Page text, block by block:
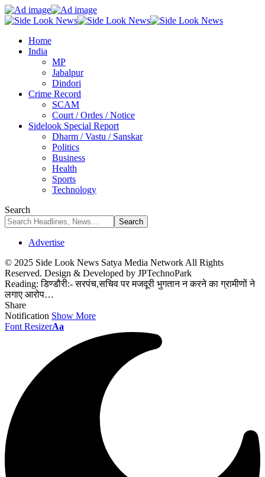
Home
India
MP
Jabalpur
Dindori
Crime Record
SCAM
Court / Ordes / Notice
Sidelook Special Report
Dharm / Vastu / Sanskar
Politics
Business
Health
Sports
Technology
Search
Advertise
© 2025 Side Look News Satya Media Network All Rights
Reserved. Design & Developed by JPTechnoPark
Reading: डिण्डौरी:- सरपंच,सचिव पर मजदूरी भुगतान न करने का ग्रामीणों ने
लगाए आरोप…
Share
Notification Show More
Font ResizerAa